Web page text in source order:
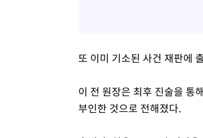
또 이미 기소된 사건 재판에
이 전 원장은 최후 진술을 통
부인한 것으로 전해졌다.